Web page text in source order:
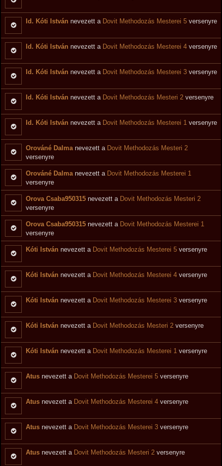
Id. Kóti István nevezett a Dovit Methodozás Mesterei 5 versenyre
Id. Kóti István nevezett a Dovit Methodozás Mesterei 4 versenyre
Id. Kóti István nevezett a Dovit Methodozás Mesterei 3 versenyre
Id. Kóti István nevezett a Dovit Methodozás Mesteri 2 versenyre
Id. Kóti István nevezett a Dovit Methodozás Mesterei 1 versenyre
Orováné Dalma nevezett a Dovit Methodozás Mesteri 2
versenyre
Orováné Dalma nevezett a Dovit Methodozás Mesterei 1
versenyre
Orova Csaba950315 nevezett a Dovit Methodozás Mesteri 2
versenyre
Orova Csaba950315 nevezett a Dovit Methodozás Mesterei 1
versenyre
Kóti István nevezett a Dovit Methodozás Mesterei 5 versenyre
Kóti István nevezett a Dovit Methodozás Mesterei 4 versenyre
Kóti István nevezett a Dovit Methodozás Mesterei 3 versenyre
Kóti István nevezett a Dovit Methodozás Mesteri 2 versenyre
Kóti István nevezett a Dovit Methodozás Mesterei 1 versenyre
Atus nevezett a Dovit Methodozás Mesterei 5 versenyre
Atus nevezett a Dovit Methodozás Mesterei 4 versenyre
Atus nevezett a Dovit Methodozás Mesterei 3 versenyre
Atus nevezett a Dovit Methodozás Mesteri 2 versenyre